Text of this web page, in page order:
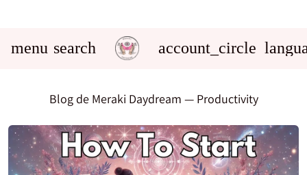
menu search account_circle
Blog de Meraki Daydream — Productivity